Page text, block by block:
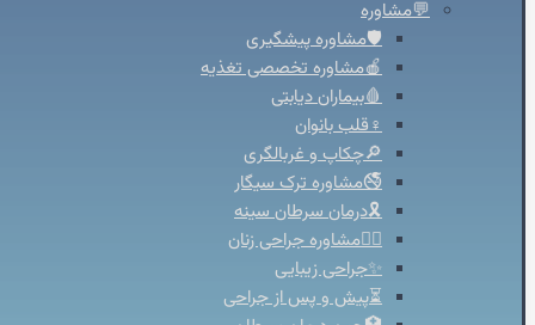
💬مشاوره
🛡️مشاوره پیشگیری
🍎مشاوره تخصصی تغذیه
🩸بیماران دیابتی
♀️قلب بانوان
🔎چکاپ و غربالگری
🚭مشاوره ترک سیگار
🎗️درمان سرطان سینه
👩‍⚕️مشاوره جراحی زنان
✨جراحی زیبایی
⏳پیش و پس از جراحی